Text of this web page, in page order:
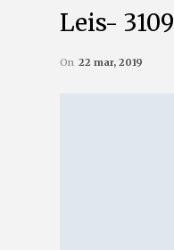
Leis- 3109
On 22 mar, 2019